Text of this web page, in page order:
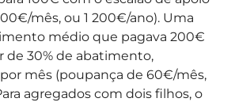
mês, ou 1 200€/ano). Uma
médio que pagava 200€
de 30% de abatimento,
mês (poupança de 60€/mês,
agregados com dois filhos, o